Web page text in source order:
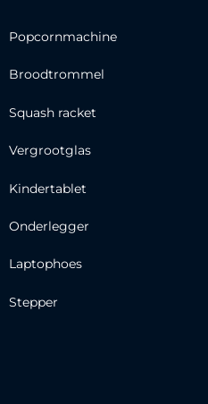
Popcornmachine
Broodtrommel
Squash racket
Vergrootglas
Kindertablet
Onderlegger
Laptophoes
Stepper